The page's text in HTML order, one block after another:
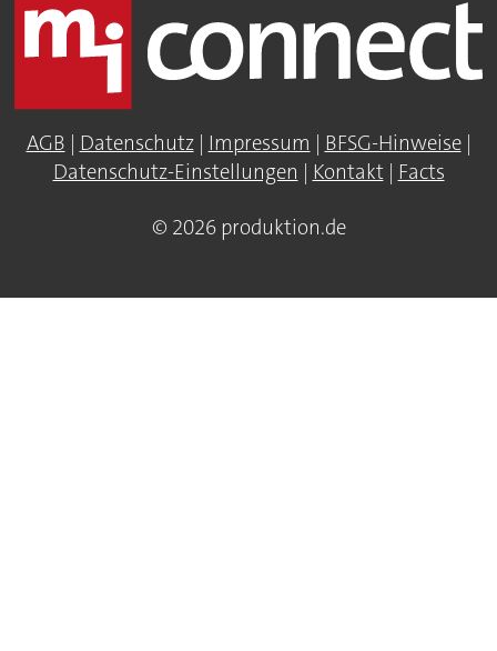
AGB | Datenschutz| Impressum | BFSG-Hinweise|
Datenschutz-Einstellungen | Kontakt| Facts
© 2026 produktion.de